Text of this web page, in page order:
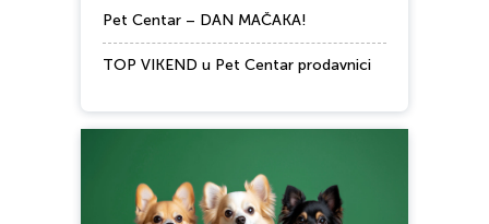
Pet Centar – DAN MAČAKA!
TOP VIKEND u Pet Centar prodavnici